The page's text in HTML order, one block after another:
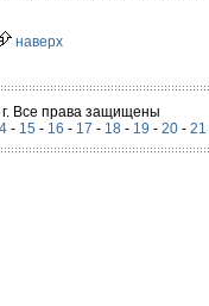
наверх
Все права защищены
- 15 - 16 - 17 - 18- 19 - 20- 21